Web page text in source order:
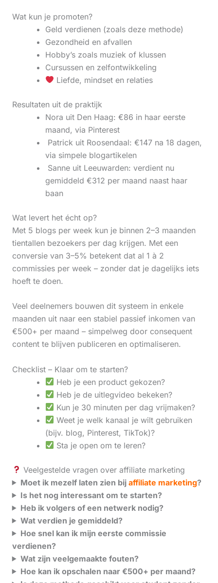
Wat kun je promoten?
Geld verdienen (zoals deze methode)
Gezondheid en afvallen
Hobby’s zoals muziek of klussen
Cursussen en zelfontwikkeling
Liefde, mindset en relaties
Resultaten uit de praktijk
Nora uit Den Haag: €86 in haar eerste
maand, via Pinterest
‍ Patrick uit Roosendaal: €147 na 18 dagen,
via simpele blogartikelen
‍ Sanne uit Leeuwarden: verdient nu
gemiddeld €312 per maand naast haar
baan
Wat levert het écht op?
Met 5 blogs per week kun je binnen 2–3 maanden
tientallen bezoekers per dag krijgen. Met een
conversie van 3–5% betekent dat al 1 à 2
commissies per week – zonder dat je dagelijks iets
hoeft te doen.
Veel deelnemers bouwen dit systeem in enkele
maanden uit naar een stabiel passief inkomen van
€500+ per maand – simpelweg door consequent
content te blijven publiceren en optimaliseren.
Checklist – Klaar om te starten?
Heb je een product gekozen?
Heb je de uitlegvideo bekeken?
Kun je 30 minuten per dag vrijmaken?
Weet je welk kanaal je wilt gebruiken
(bijv. blog, Pinterest, TikTok)?
Sta je open om te leren?
Veelgestelde vragen over affiliate marketing
Moet ik mezelf laten zien bij affiliate marketing?
Is het nog interessant om te starten?
Heb ik volgers of een netwerk nodig?
Wat verdien je gemiddeld?
Hoe snel kan ik mijn eerste commissie
verdienen?
Wat zijn veelgemaakte fouten?
Hoe kan ik opschalen naar €500+ per maand?